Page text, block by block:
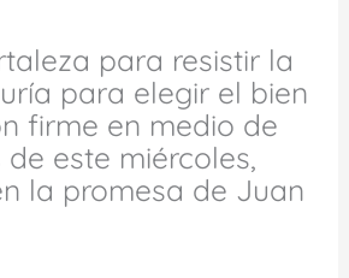
para resistir la
para elegir el bien
firme en medio de
este miércoles,
la promesa de Juan